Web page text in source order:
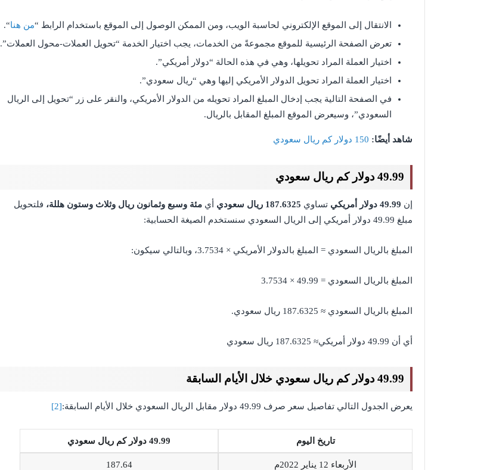
الانتقال إلى الموقع الإلكتروني لحاسبة الويب، ومن الممكن الوصول إلى الموقع باستخدام الرابط “من هنا“.
تعرض الصفحة الرئيسية للموقع مجموعةً من الخدمات، يجب اختيار الخدمة “تحويل العملات-محول العملات”.
اختيار العملة المراد تحويلها، وهي في هذه الحالة “دولار أمريكي”.
اختيار العملة المراد تحويل الدولار الأمريكي إليها وهي “ريال سعودي”.
في الصفحة التالية يجب إدخال المبلغ المراد تحويله من الدولار الأمريكي، والنقر على زر “تحويل إلى الريال
السعودي”، وسيعرض الموقع المبلغ المقابل بالريال.
شاهد أيضًا: 150 دولار كم ريال سعودي
49.99 دولار كم ريال سعودي
إن 49.99 دولار أمريكي تساوي 187.6325 ريال سعودي أي مئة وسبع وثمانون ريال وثلاث وستون هللة، فلتحويل
مبلغ 49.99 دولار أمريكي إلى الريال السعودي سنستخدم الصيغة الحسابية:
المبلغ بالريال السعودي = المبلغ بالدولار الأمريكي × 3.7534، وبالتالي سيكون:
المبلغ بالريال السعودي = 49.99 × 3.7534
المبلغ بالريال السعودي ≈ 187.6325 ريال سعودي.
أي أن 49.99 دولار أمريكي≈ 187.6325 ريال سعودي
49.99 دولار كم ريال سعودي خلال الأيام السابقة
يعرض الجدول التالي تفاصيل سعر صرف 49.99 دولار مقابل الريال السعودي خلال الأيام السابقة: [2]
تاريخ اليوم 49.99 دولار كم ريال سعودي
الأربعاء 12 يناير 2022م 187.64